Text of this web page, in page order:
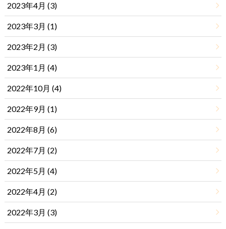
2023年4月 (3)
2023年3月 (1)
2023年2月 (3)
2023年1月 (4)
2022年10月 (4)
2022年9月 (1)
2022年8月 (6)
2022年7月 (2)
2022年5月 (4)
2022年4月 (2)
2022年3月 (3)